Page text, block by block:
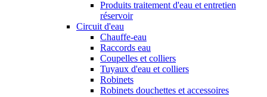
Produits traitement d'eau et entretien
réservoir
Circuit d'eau
Chauffe-eau
Raccords eau
Coupelles et colliers
Tuyaux d'eau et colliers
Robinets
Robinets douchettes et accessoires